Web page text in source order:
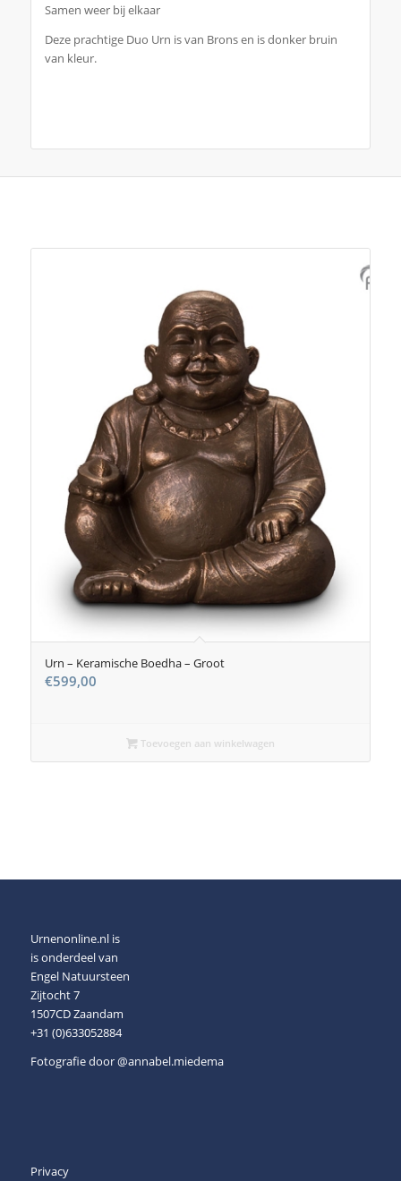
Samen weer bij elkaar
Deze prachtige Duo Urn is van Brons en is donker bruin
van kleur.
Urn – Keramische Boedha – Groot
€599,00
Toevoegen aan winkelwagen
Urnenonline.nl is
is onderdeel van
Engel Natuursteen
Zijtocht 7
1507CD Zaandam
+31 (0)633052884
Fotografie door@annabel.miedema
Privacy